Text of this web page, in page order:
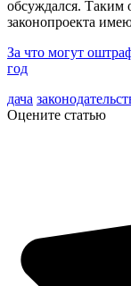
обсуждался. Таким
законопроекта
За что могут
год
дача
Оцените статью